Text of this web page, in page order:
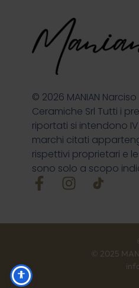
© 2026 MANIAN Narciso
Ceramiche Srl Tutti i
riportati si intendono
marchi citati
rispettivi proprietari e
sono solo a scopo
© 2025